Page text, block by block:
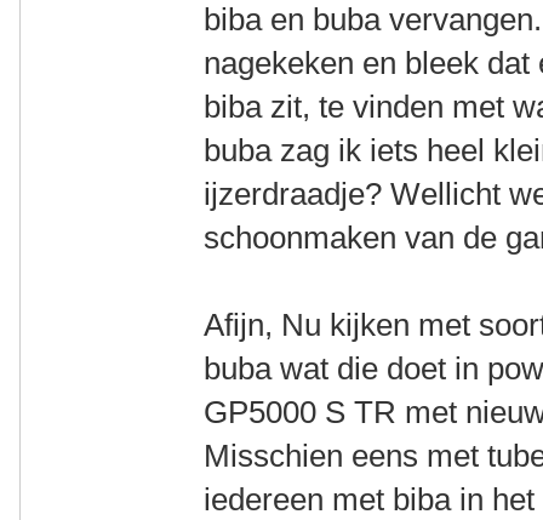
biba en buba
nagekeken en bleek
biba zit, te vinden met
buba zag ik iets heel
ijzerdraadje? Wellicht
schoonmaken van de
Afijn, Nu kijken met
buba wat die doet in
GP5000 S TR met
Misschien eens met
iedereen met biba in